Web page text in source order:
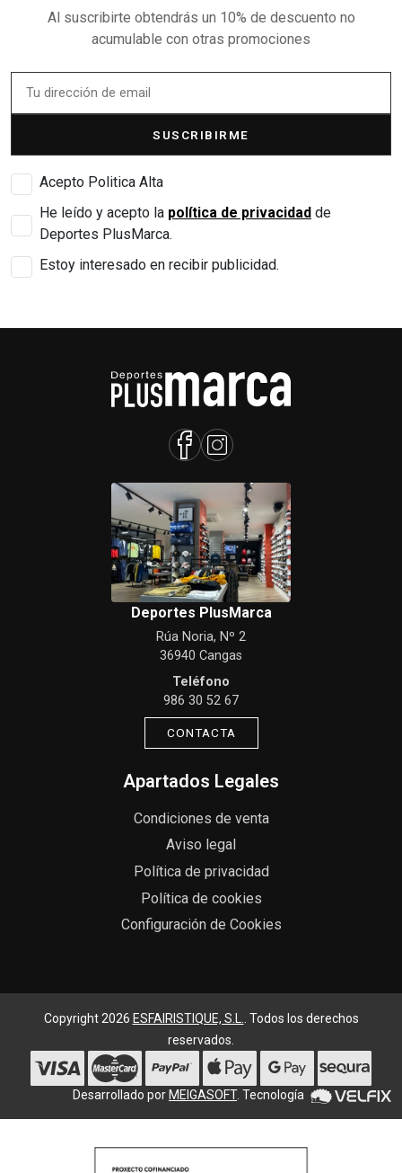
Al suscribirte obtendrás un 10% de descuento no
acumulable con otras promociones
SUSCRIBIRME
Acepto Politica Alta
He leído y acepto la política de privacidad de
Deportes PlusMarca.
Estoy interesado en recibir publicidad.
Deportes PlusMarca
Rúa Noria, Nº 2
36940 Cangas
Teléfono
986 30 52 67
CONTACTA
Apartados Legales
Condiciones de venta
Aviso legal
Política de privacidad
Política de cookies
Configuración de Cookies
Copyright 2026 ESFAIRISTIQUE, S.L.. Todos los derechos
reservados.
Desarrollado por MEIGASOFT. Tecnología